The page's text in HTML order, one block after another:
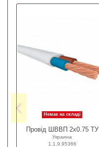
Немає на складі
Провід ШВВП 2х0.75 ТУ
Украина
1.1.9.95366